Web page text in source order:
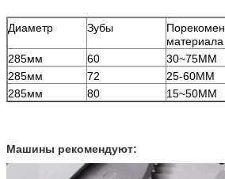
Диаметр Зубы
материала
285мм
60
30~75ММ
285мм
72
25-60ММ
285мм
80 15~50ММ
Машины рекомендуют: